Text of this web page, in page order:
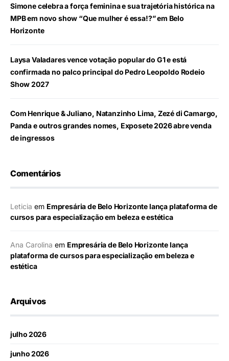
Simone celebra a força feminina e sua trajetória histórica na
MPB em novo show “Que mulher é essa!?” em Belo
Horizonte
Laysa Valadares vence votação popular do G1 e está
confirmada no palco principal do Pedro Leopoldo Rodeio
Show 2027
Com Henrique & Juliano, Natanzinho Lima, Zezé di Camargo,
Panda e outros grandes nomes, Exposete 2026 abre venda
de ingressos
Comentários
Leticia em Empresária de Belo Horizonte lança plataforma de
cursos para especialização em beleza e estética
Ana Carolina em Empresária de Belo Horizonte lança
plataforma de cursos para especialização em beleza e
estética
Arquivos
julho 2026
junho 2026